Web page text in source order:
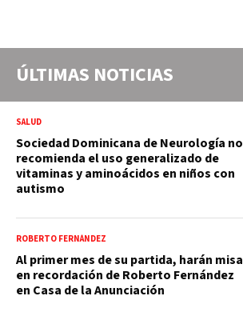
ÚLTIMAS NOTICIAS
SALUD
Sociedad Dominicana de Neurología no
recomienda el uso generalizado de
vitaminas y aminoácidos en niños con
autismo
ROBERTO FERNÁNDEZ
Al primer mes de su partida, harán misa
en recordación de Roberto Fernández
en Casa de la Anunciación